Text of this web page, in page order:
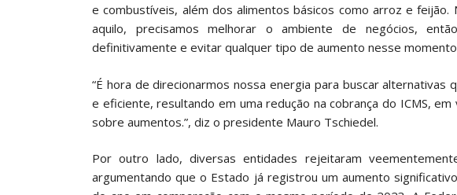
e combustíveis, além dos alimentos básicos como arroz e
aquilo, precisamos melhorar o ambiente de negócios,
definitivamente e evitar qualquer tipo de aumento nesse
“É hora de direcionarmos nossa energia para buscar alternativas
e eficiente, resultando em uma redução na cobrança do ICMS,
sobre aumentos.”, diz o presidente Mauro Tschiedel.
Por outro lado, diversas entidades rejeitaram
argumentando que o Estado já registrou um aumento